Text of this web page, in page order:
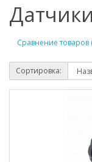
Сравнение товаров
Сортировка: